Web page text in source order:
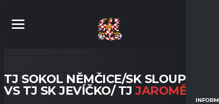
TJ SOKOL NĚMČICE/SK SLOUPNICE
VS TJ SK JEVÍČKO/ TJJAROMĚŘICE